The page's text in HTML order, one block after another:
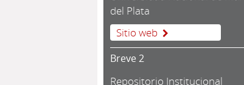
del Plata
Sitio web
Breve 2
Repositorio Institucional